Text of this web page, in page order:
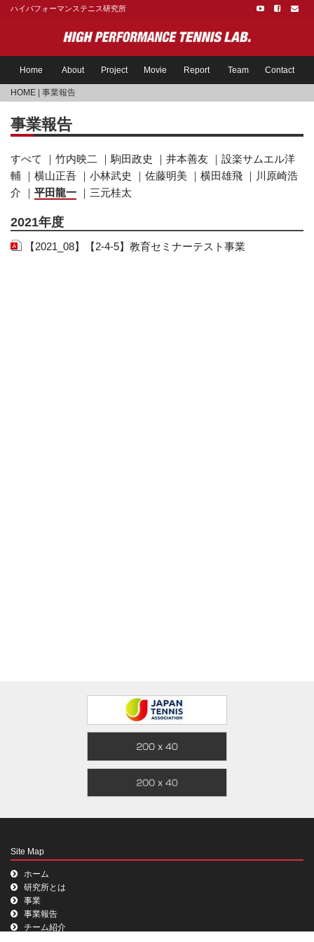
ハイパフォーマンステニス研究所
Home About Project Movie Report Team Contact
HOME | 事業報告
事業報告
すべて ｜ 竹内映二 ｜ 駒田政史 ｜ 井本善友 ｜ 設楽サムエル洋
輔 ｜ 横山正吾 ｜ 小林武史 ｜ 佐藤明美 ｜ 横田雄飛 ｜ 川原崎浩
介 ｜ 平田龍一 ｜ 三元桂太
2021年度
【2021_08】【2-4-5】教育セミナーテスト事業
Site Map
ホーム
研究所とは
事業
事業報告
チーム紹介